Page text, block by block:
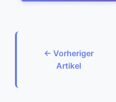
← Vorheriger
Artikel